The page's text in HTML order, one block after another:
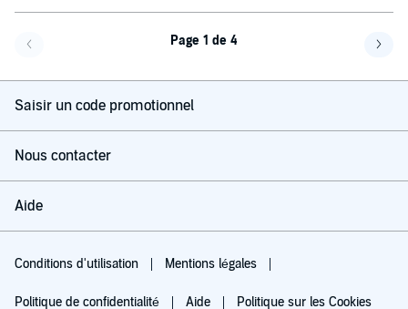
Page 1 de 4
Saisir un code promotionnel
Nous contacter
Aide
Conditions d'utilisation Mentions légales
Politique de confidentialité Aide Politique sur les Cookies